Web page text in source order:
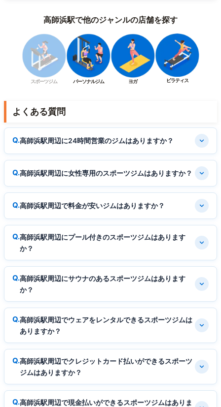
高師浜駅で他のジャンルの店舗を探す
スポーツジム パーソナルジム ヨガ ピラティス
よくある質問
高師浜駅周辺に24時間営業のジムはありますか？
高師浜駅周辺に女性専用のスポーツジムはありますか？
高師浜駅周辺で料金が安いジムはありますか？
高師浜駅周辺にプール付きのスポーツジムはあります
か？
高師浜駅周辺にサウナのあるスポーツジムはあります
か？
高師浜駅周辺でウェアをレンタルできるスポーツジムは
ありますか？
高師浜駅周辺でクレジットカード払いができるスポーツ
ジムはありますか？
高師浜駅周辺で現金払いができるスポーツジムはありま